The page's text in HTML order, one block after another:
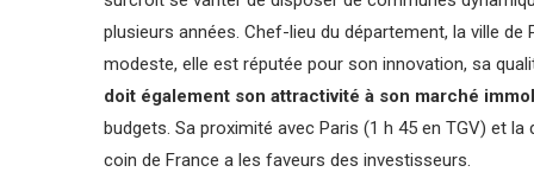
plusieurs années. Chef-lieu du département, la ville
modeste, elle est réputée pour son innovation, sa
doit également son attractivité à son marché
budgets. Sa proximité avec Paris (1 h 45 en TGV) et
coin de France a les faveurs des investisseurs.